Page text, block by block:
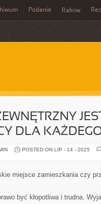
Podanie Raków
DLA
POSTED ON LIP - 14 - 2025
miejsce zamieszkania czy
być kłopotliwa i trudna.